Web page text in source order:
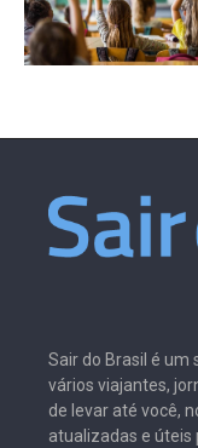
Sair do Brasil é um
vários viajantes,
de levar até você,
atualizadas e